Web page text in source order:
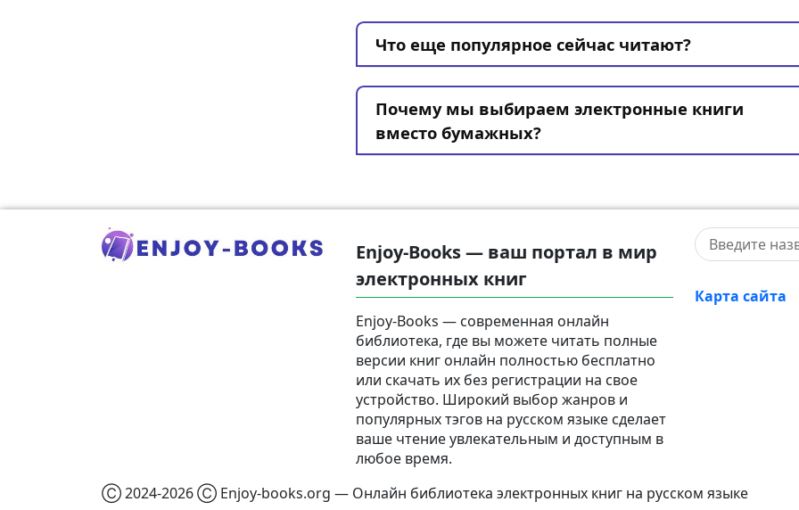
Что еще популярное сейчас читают?
Почему мы выбираем электронные книги
вместо бумажных?
Enjoy-Books — ваш портал в мир
электронных книг
Enjoy-Books — современная онлайн
библиотека, где вы можете читать полные
версии книг онлайн полностью бесплатно
или скачать их без регистрации на свое
устройство. Широкий выбор жанров и
популярных тэгов на русском языке сделает
ваше чтение увлекательным и доступным в
любое время.
Карта сайта
Ⓒ 2024-2026 Ⓒ Enjoy-books.org — Онлайн библиотека электронных книг на русском языке